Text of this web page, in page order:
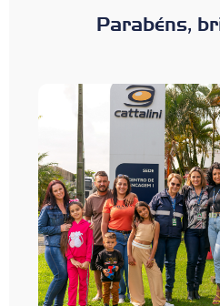
Parabéns,